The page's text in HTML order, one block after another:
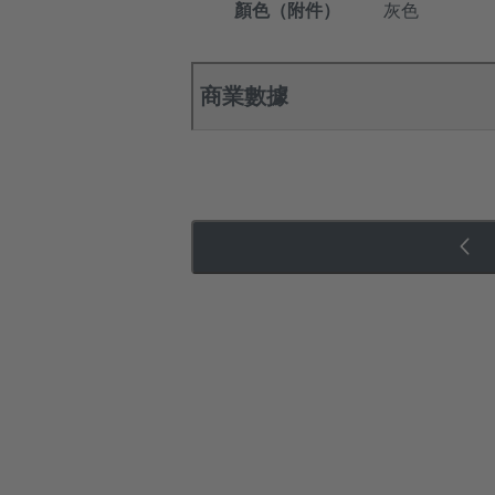
顏色（附件）
灰色
商業數據